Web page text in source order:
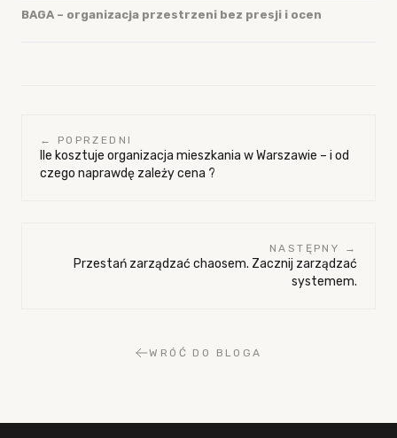
BAGA – organizacja przestrzeni bez presji i ocen
← POPRZEDNI
Ile kosztuje organizacja mieszkania w Warszawie – i od
czego naprawdę zależy cena ?
NASTĘPNY →
Przestań zarządzać chaosem. Zacznij zarządzać
systemem.
WRÓĆ DO BLOGA